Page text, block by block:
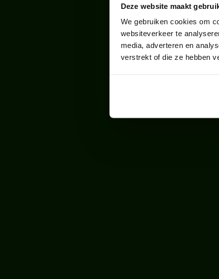
Deze website maakt
We gebruiken cookies om
websiteverkeer te
media, adverteren en
verstrekt of die ze hebben